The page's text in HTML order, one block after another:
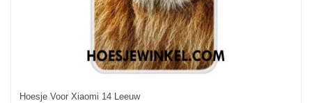
Hoesje Voor Xiaomi 14 Leeuw